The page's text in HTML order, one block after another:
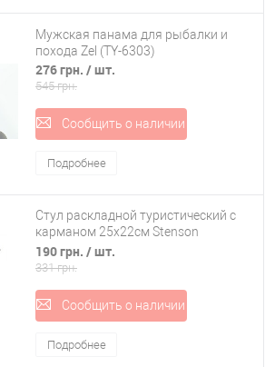
Мужская панама для рыбалки и
похода Zel (TY-6303)
276 грн. / шт.
545 грн.
Сообщить о наличии
Подробнее
Стул раскладной туристический с
карманом 25х22см Stenson
(WSI41147-3)
190 грн. / шт.
331 грн.
Сообщить о наличии
Подробнее